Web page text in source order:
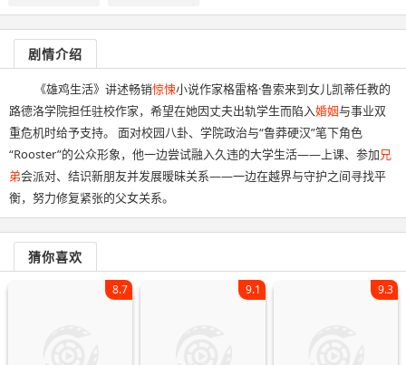
剧情介绍
《雄鸡生活》讲述畅销惊悚小说作家格雷格·鲁索来到女儿凯蒂任教的
路德洛学院担任驻校作家，希望在她因丈夫出轨学生而陷入婚姻与事业双
重危机时给予支持。 面对校园八卦、学院政治与“鲁莽硬汉”笔下角色
“Rooster”的公众形象，他一边尝试融入久违的大学生活——上课、参加兄
弟会派对、结识新朋友并发展暧昧关系——一边在越界与守护之间寻找平
衡，努力修复紧张的父女关系。
猜你喜欢
8.7 9.1 9.3